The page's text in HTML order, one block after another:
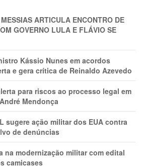
ARTICULA ENCONTRO DE
GOVERNO LULA E FLÁVIO SE
Kássio Nunes em acordos
e gera crítica de Reinaldo Azevedo
para riscos ao processo legal em
Mendonça
sugere ação militar dos EUA contra
de denúncias
na modernização militar com edital
camicases